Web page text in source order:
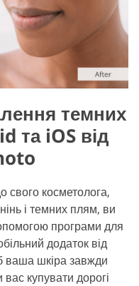
темних
та iOS від
свого косметолога,
і темних плям, ви
програми для
додаток від
ваша шкіра завжди
купувати дорогі